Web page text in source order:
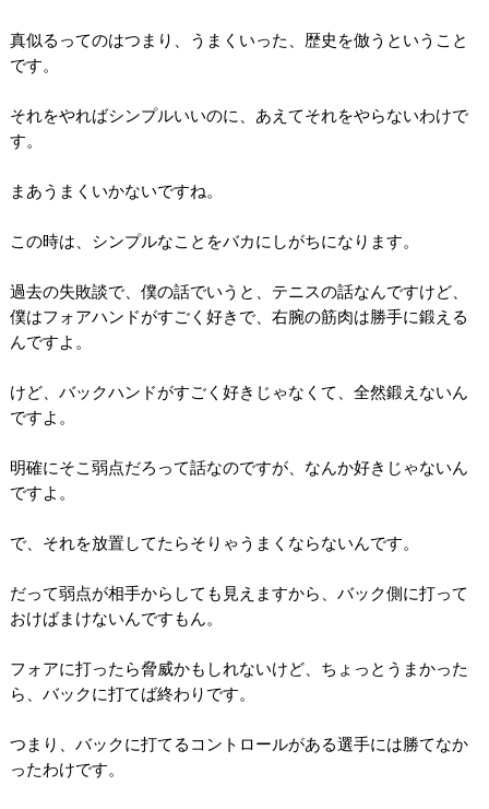
真似るってのはつまり、うまくいった、歴史を倣うということ
です。
それをやればシンプルいいのに、あえてそれをやらないわけで
す。
まあうまくいかないですね。
この時は、シンプルなことをバカにしがちになります。
過去の失敗談で、僕の話でいうと、テニスの話なんですけど、
僕はフォアハンドがすごく好きで、右腕の筋肉は勝手に鍛える
んですよ。
けど、バックハンドがすごく好きじゃなくて、全然鍛えないん
ですよ。
明確にそこ弱点だろって話なのですが、なんか好きじゃないん
ですよ。
で、それを放置してたらそりゃうまくならないんです。
だって弱点が相手からしても見えますから、バック側に打って
おけばまけないんですもん。
フォアに打ったら脅威かもしれないけど、ちょっとうまかった
ら、バックに打てば終わりです。
つまり、バックに打てるコントロールがある選手には勝てなか
ったわけです。